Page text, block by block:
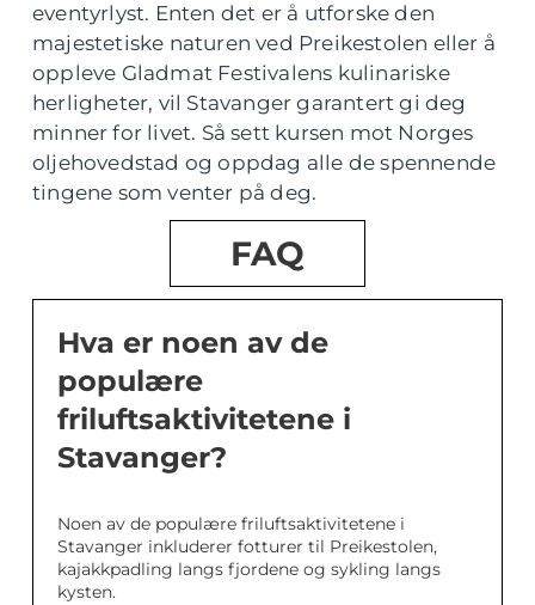
eventyrlyst. Enten det er å utforske den
majestetiske naturen ved Preikestolen eller å
oppleve Gladmat Festivalens kulinariske
herligheter, vil Stavanger garantert gi deg
minner for livet. Så sett kursen mot Norges
oljehovedstad og oppdag alle de spennende
tingene som venter på deg.
FAQ
Hva er noen av de
populære
friluftsaktivitetene i
Stavanger?
Noen av de populære friluftsaktivitetene i
Stavanger inkluderer fotturer til Preikestolen,
kajakkpadling langs fjordene og sykling langs
kysten.